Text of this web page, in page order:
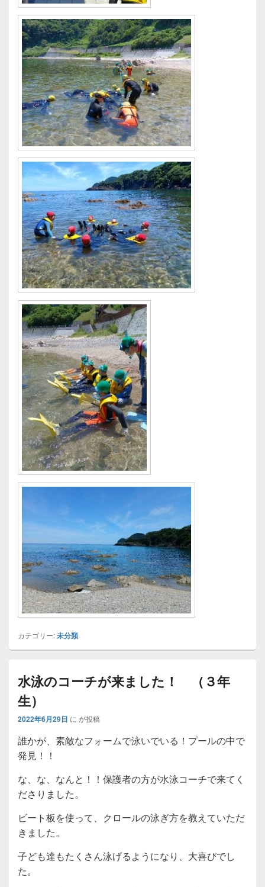
カテゴリー:未分類
水泳のコーチが来ました！ （３年
生）
2022年6月29日 に が投稿
誰かが、素敵なフォームで泳いでいる！プールの中で
発見！！
な、な、なんと！！保護者の方が水泳コーチで来てく
ださりました。
ビート板を使って、クロールの泳ぎ方を教えていただ
きました。
子ども達もたくさん泳げるようになり、大喜びでし
た。